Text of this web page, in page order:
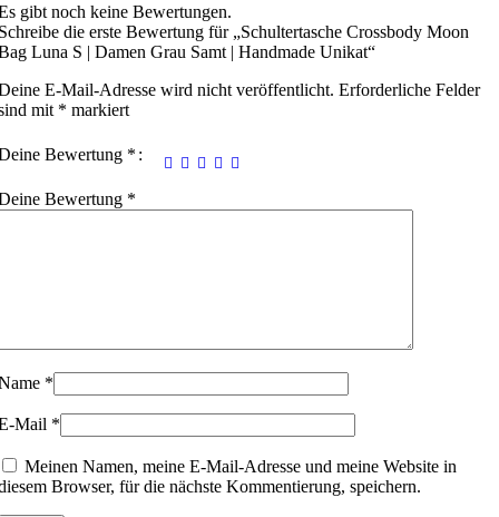
gibt noch keine Bewertungen.
die erste Bewertung für „Schultertasche Crossbody Moon
Luna S | Damen Grau Samt | Handmade Unikat“
E-Mail-Adresse wird nicht veröffentlicht. Erforderliche Felder
mit * markiert
Bewertung *
Bewertung *
*
Mail *
Meinen Namen, meine E-Mail-Adresse und meine Website in
Browser, für die nächste Kommentierung, speichern.